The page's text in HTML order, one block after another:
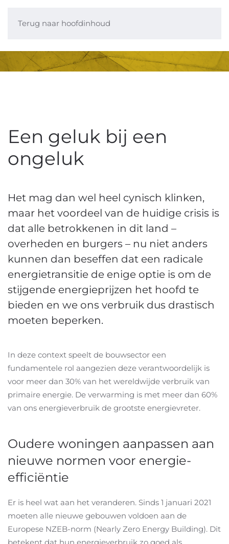
Terug naar hoofdinhoud
Een geluk bij een
ongeluk
Het mag dan wel heel cynisch klinken,
maar het voordeel van de huidige crisis is
dat alle betrokkenen in dit land –
overheden en burgers – nu niet anders
kunnen dan beseffen dat een radicale
energietransitie de enige optie is om de
stijgende energieprijzen het hoofd te
bieden en we ons verbruik dus drastisch
moeten beperken.
In deze context speelt de bouwsector een
fundamentele rol aangezien deze verantwoordelijk is
voor meer dan 30% van het wereldwijde verbruik van
primaire energie. De verwarming is met meer dan 60%
van ons energieverbruik de grootste energievreter.
Oudere woningen aanpassen aan
nieuwe normen voor energie-
efficiëntie
Er is heel wat aan het veranderen. Sinds 1 januari 2021
moeten alle nieuwe gebouwen voldoen aan de
Europese NZEB-norm (Nearly Zero Energy Building). Dit